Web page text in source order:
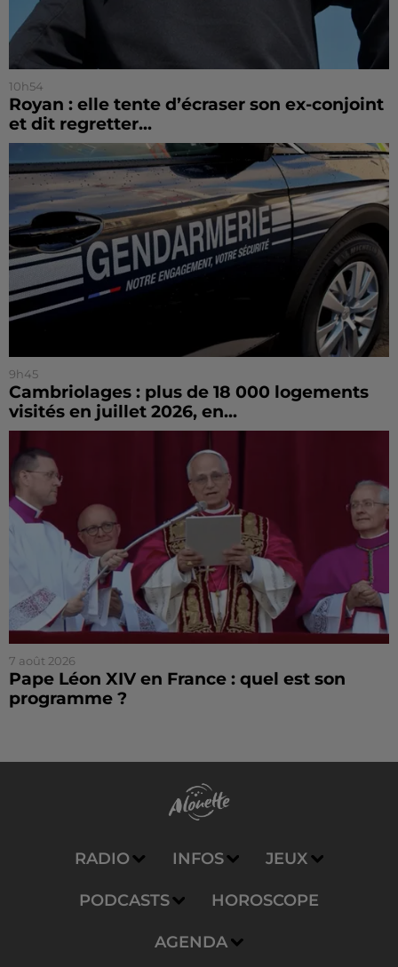
10h54
Royan : elle tente d’écraser son ex-conjoint
et dit regretter...
9h45
Cambriolages : plus de 18 000 logements
visités en juillet 2026, en...
7 août 2026
Pape Léon XIV en France : quel est son
programme ?
RADIO INFOS JEUX
PODCASTS HOROSCOPE
AGENDA